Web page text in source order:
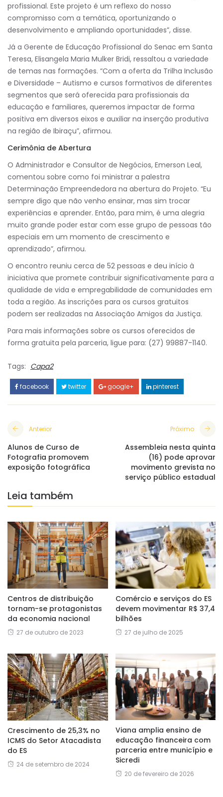
profissional. Este projeto é um reflexo do nosso
compromisso com a temática, oportunizando o
desenvolvimento e ampliando oportunidades”, disse.
Já a Gerente de Educação Profissional do Senac em Santa
Teresa, Elisangela Maria Mulker Bridi, ressaltou a variedade
de temas nas formações. “Com a oferta da Trilha Inclusão
e Diversidade – Autismo e cursos formativos de diferentes
segmentos que será oferecida para profissionais da
educação e familiares, queremos impactar de forma
positiva em diversos eixos e auxiliar na inserção produtiva
na região de Ibiraçu”, afirmou.
Cerimônia de Abertura
O Administrador e Consultor de Negócios, Emerson Leal,
comentou sobre como foi ministrar a palestra
Determinação Empreendedora na abertura do Projeto. “Eu
sempre digo que não venho ensinar, mas sim trocar
experiências e aprender. Então, para mim, é uma alegria
muito grande poder estar com esse grupo de pessoas tão
especiais em um momento de crescimento e
aprendizado”, afirmou.
O encontro reuniu cerca de 52 pessoas e deu início à
iniciativa que promete contribuir significativamente para a
qualidade de vida e empregabilidade de comunidades em
toda a região. As inscrições para os cursos gratuitos
podem ser realizadas na Associação Amigos da Justiça.
Para mais informações sobre os cursos oferecidos de
forma gratuita pela parceria, ligue para: (27) 99887-1140.
Tags: Capa2
facebook twitter google+ pinterest
Anterior
Alunos de Curso de
Fotografia promovem
exposição fotográfica
Próximo
Assembleia nesta quinta
(16) pode aprovar
movimento grevista no
serviço público estadual
Leia também
Centros de distribuição
tornam-se protagonistas
da economia nacional
27 de outubro de 2023
Comércio e serviços do ES
devem movimentar R$ 37,4
bilhões
27 de julho de 2025
Crescimento de 25,3% no
ICMS do Setor Atacadista
do ES
24 de setembro de 2024
Viana amplia ensino de
educação financeira com
parceria entre município e
Sicredi
20 de fevereiro de 2026